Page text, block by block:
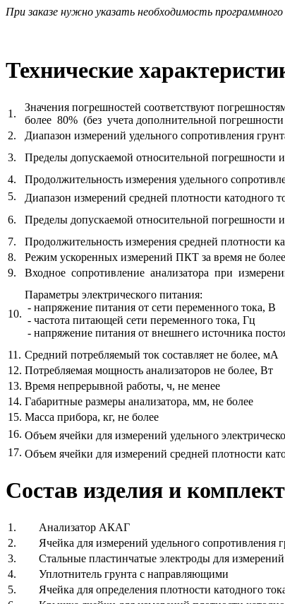
При заказе нужно указать необходимость
Технические
1.
Значения погрешностей соответствуют
более 80% (без учета дополнительной
2.
Диапазон измерений удельного сопротивления
3.
Пределы допускаемой относительной погрешности
4.
Продолжительность измерения удельного
5.
Диапазон измерений средней плотности катодного
6.
Пределы допускаемой относительной погрешности
7.
Продолжительность измерения средней плотности
8.
Режим ускоренных измерений ПКТ за время не
9.
Входное сопротивление анализатора при
10.
Параметры электрического питания:
- напряжение питания от сети переменного тока, В
- частота питающей сети переменного тока, Гц
- напряжение питания от внешнего источника
11. Средний потребляемый ток составляет не более, мА
12. Потребляемая мощность анализаторов не более, Вт
13. Время непрерывной работы, ч, не менее
14. Габаритные размеры анализатора, мм, не более
15. Масса прибора, кг, не более
16. Объем ячейки для измерений удельного
17. Объем ячейки для измерений средней плотности
Состав изделия и
1. Анализатор АКАГ
2.
Ячейка для измерений удельного сопротивления
3.
Стальные пластинчатые электроды для
4.
Уплотнитель грунта с направляющими
5.
Ячейка для определения плотности катодного